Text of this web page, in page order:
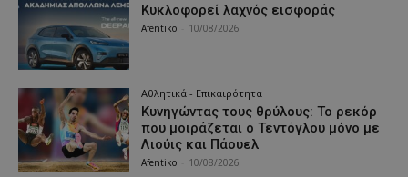
Κυκλοφορεί λαχνός εισφοράς
Afentiko 10/08/2026
Αθλητικά - Επικαιρότητα
Κυνηγώντας τους θρύλους: Το ρεκόρ
που μοιράζεται ο Τεντόγλου μόνο με
Λιούις και Πάουελ
Afentiko 10/08/2026